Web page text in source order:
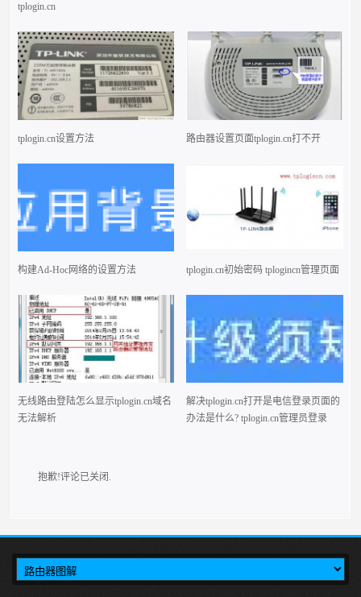
tplogin.cn
tplogin.cn设置方法 路由器设置页面tplogin.cn打不开
构建Ad-Hoc网络的设置方法 tplogin.cn初始密码 tplogincn管理页面
无线路由登陆怎么显示tplogin.cn域名
无法解析
解决tplogin.cn打开是电信登录页面的
办法是什么? tplogin.cn管理员登录
抱歉!评论已关闭.